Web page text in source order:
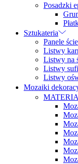
Posadzki
Sztukateria
Panele
Listwy
Listwy na
Listwy
Listwy
Mozaiki